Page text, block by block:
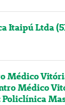
Itaipú Ltda
Médico
Médico
Policlínica